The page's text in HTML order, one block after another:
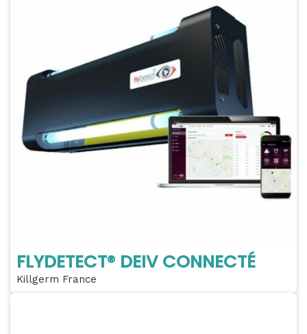
FLYDETECT® DEIV CONNECTÉ
Killgerm France